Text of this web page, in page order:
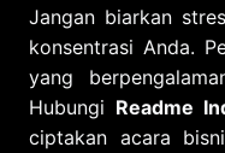
Jangan biarkan
konsentrasi Anda.
yang
Hubungi Readme
ciptakan acara